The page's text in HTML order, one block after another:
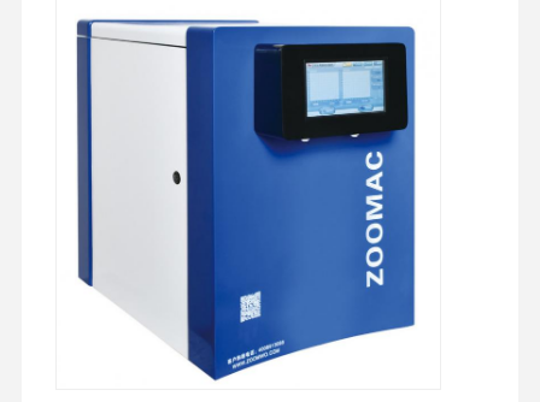
Hợp
Giá
Hệ thống nước siêu tinh khiết trong phòng thí nghiệm
hệ thống lọc nước siêu tinh khiết
Thiết bị nước siêu tinh khiết
Hệ thống lọc nước siêu tinh khiết
Hệ Thống Nước RO Siêu Tinh Khiết
Hệ thống lọc nước công nghiệp